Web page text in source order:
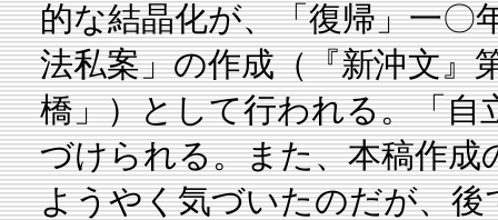
的な結晶化が、「復帰」一〇
法私案」の作成（『新沖文
橋」）として行われる。「自
づけられる。また、本稿作
ようやく気づいたのだが、後